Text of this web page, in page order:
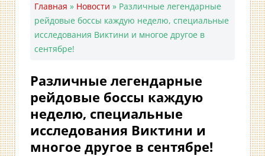
Покемон
Главная » Новости » Различные легендарные
рейдовые боссы каждую неделю, специальные
исследования Виктини и многое другое в
сентябре!
Различные легендарные
рейдовые боссы каждую
неделю, специальные
исследования Виктини и
многое другое в сентябре!